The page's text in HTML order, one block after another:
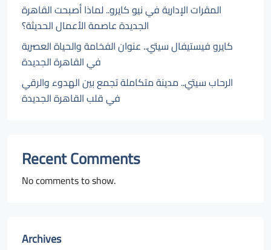
المقرات الإدارية في نيو كايرو.. لماذا أصبحت القاهرة
الجديدة عاصمة الأعمال الحديثة؟
كايرو فيستيفال سيتي.. عنوان الفخامة والحياة العصرية
في القاهرة الجديدة
الرحاب سيتي.. مدينة متكاملة تجمع بين الهدوء والرقي
في قلب القاهرة الجديدة
Recent Comments
No comments to show.
Archives